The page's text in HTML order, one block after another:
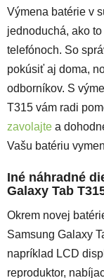
Výmena batérie v
jednoduchá, ako
telefónoch. So
pokúsiť aj doma,
odborníkov. S
T315 vám radi
zavolajte a
Vašu batériu
Iné náhradné
Galaxy Tab
Okrem novej
Samsung Galaxy
napríklad LCD
reproduktor,